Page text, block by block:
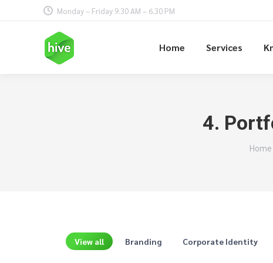
Monday – Friday 9.30 AM – 6.30 PM
Home Services
4.
You
Home
View all Branding Corporate Identity